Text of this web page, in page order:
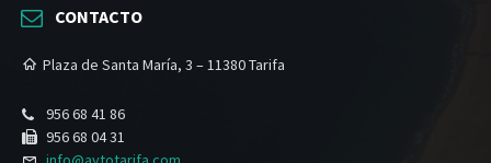
CONTACTO
Plaza de Santa María, 3 – 11380 Tarifa
956 68 41 86
956 68 04 31